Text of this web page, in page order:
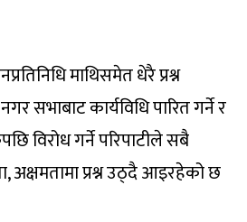
माथिसमेत धेरै प्रश्न
सभाबाट कार्यविधि पारित गर्ने र
विरोध गर्ने परिपाटीले सबै
अक्षमतामा प्रश्न उठ्दै आइरहेको छ